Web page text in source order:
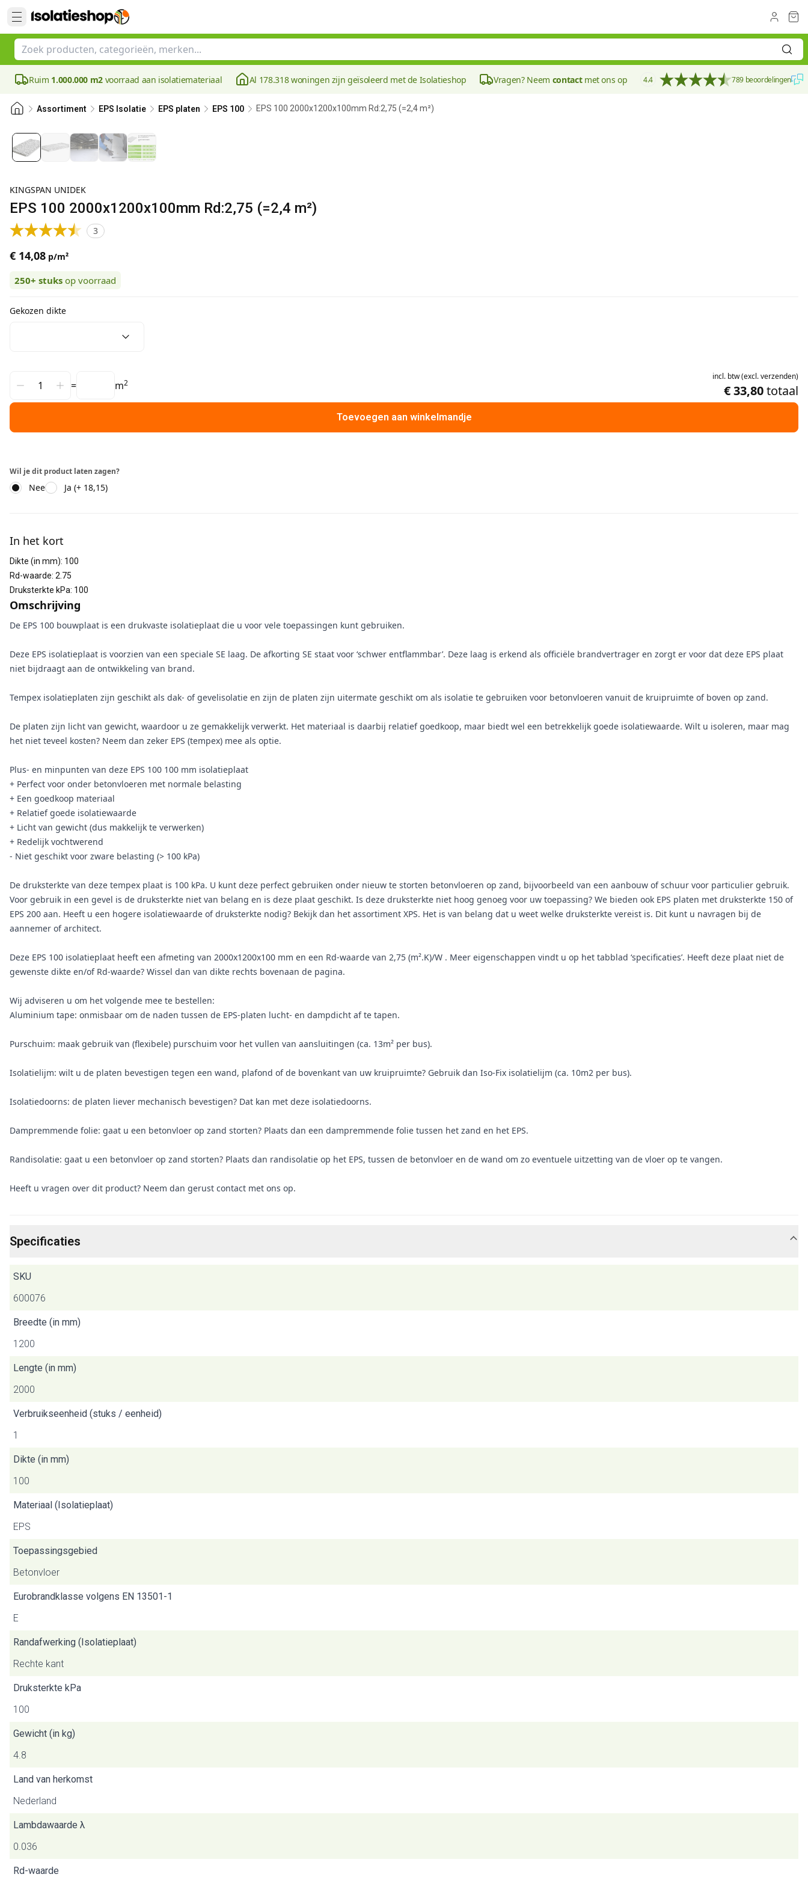
Ruim 1.000.000 m2 voorraad aan isolatiemateriaal Al 178.318 woningen zijn geïsoleerd met de Isolatieshop Vragen? Neem contactmet ons op 4.4 789 beoordelingen
Assortiment EPS Isolatie EPS platen EPS 100 EPS 100 2000x1200x100mm Rd:2,75 (=2,4 m²)
KINGSPAN UNIDEK
EPS 100 2000x1200x100mm Rd:2,75 (=2,4 m²)
3
€ 14,08 p/m²
250+ stuks op voorraad
Gekozen dikte
= m2
incl. btw(excl.verzenden)
€ 33,80totaal
Toevoegen aan winkelmandje
Wil je dit product laten zagen?
Nee Ja (+ 18,15)
In het kort
Dikte (in mm): 100
Rd-waarde: 2.75
Druksterkte kPa: 100
Omschrijving
De EPS 100 bouwplaat is een drukvaste isolatieplaat die u voor vele toepassingen kunt gebruiken.
Deze EPS isolatieplaat is voorzien van een speciale SE laag. De afkorting SE staat voor ‘schwer entflammbar’. Deze laag is erkend als officiële brandvertrager en zorgt er voor dat deze EPS plaat
niet bijdraagt aan de ontwikkeling van brand.
Tempex isolatieplaten zijn geschikt als dak- of gevelisolatie en zijn de platen zijn uitermate geschikt om als isolatie te gebruiken voor betonvloeren vanuit de kruipruimte of boven op zand.
De platen zijn licht van gewicht, waardoor u ze gemakkelijk verwerkt. Het materiaal is daarbij relatief goedkoop, maar biedt wel een betrekkelijk goede isolatiewaarde. Wilt u isoleren, maar mag
het niet teveel kosten? Neem dan zeker EPS (tempex) mee als optie.
Plus- en minpunten van deze EPS 100 100 mm isolatieplaat
+ Perfect voor onder betonvloeren met normale belasting
+ Een goedkoop materiaal
+ Relatief goede isolatiewaarde
+ Licht van gewicht (dus makkelijk te verwerken)
+ Redelijk vochtwerend
- Niet geschikt voor zware belasting (> 100 kPa)
De druksterkte van deze tempex plaat is 100 kPa. U kunt deze perfect gebruiken onder nieuw te storten betonvloeren op zand, bijvoorbeeld van een aanbouw of schuur voor particulier gebruik.
Voor gebruik in een gevel is de druksterkte niet van belang en is deze plaat geschikt. Is deze druksterkte niet hoog genoeg voor uw toepassing? We bieden ook EPS platen met druksterkte 150 of
EPS 200 aan. Heeft u een hogere isolatiewaarde of druksterkte nodig? Bekijk dan het assortiment XPS. Het is van belang dat u weet welke druksterkte vereist is. Dit kunt u navragen bij de
aannemer of architect.
Deze EPS 100 isolatieplaat heeft een afmeting van 2000x1200x100 mm en een Rd-waarde van 2,75 (m².K)/W . Meer eigenschappen vindt u op het tabblad ‘specificaties’. Heeft deze plaat niet de
gewenste dikte en/of Rd-waarde? Wissel dan van dikte rechts bovenaan de pagina.
Wij adviseren u om het volgende mee te bestellen:
Aluminium tape: onmisbaar om de naden tussen de EPS-platen lucht- en dampdicht af te tapen.
Purschuim: maak gebruik van (flexibele) purschuim voor het vullen van aansluitingen (ca. 13m² per bus).
Isolatielijm: wilt u de platen bevestigen tegen een wand, plafond of de bovenkant van uw kruipruimte? Gebruik dan Iso-Fix isolatielijm (ca. 10m2 per bus).
Isolatiedoorns: de platen liever mechanisch bevestigen? Dat kan met deze isolatiedoorns.
Dampremmende folie: gaat u een betonvloer op zand storten? Plaats dan een dampremmende folie tussen het zand en het EPS.
Randisolatie: gaat u een betonvloer op zand storten? Plaats dan randisolatie op het EPS, tussen de betonvloer en de wand om zo eventuele uitzetting van de vloer op te vangen.
Heeft u vragen over dit product? Neem dan gerust contact met ons op.
Specificaties
SKU
600076
Breedte (in mm)
1200
Lengte (in mm)
2000
Verbruikseenheid (stuks / eenheid)
1
Dikte (in mm)
100
Materiaal (Isolatieplaat)
EPS
Toepassingsgebied
Betonvloer
Eurobrandklasse volgens EN 13501-1
E
Randafwerking (Isolatieplaat)
Rechte kant
Druksterkte kPa
100
Gewicht (in kg)
4.8
Land van herkomst
Nederland
Lambdawaarde λ
0.036
Rd-waarde